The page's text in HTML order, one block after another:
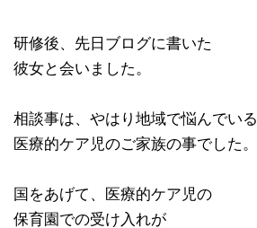
研修後、先日ブログに書いた
彼女と会いました。
相談事は、やはり地域で悩んでいる
医療的ケア児のご家族の事でした。
国をあげて、医療的ケア児の
保育園での受け入れが